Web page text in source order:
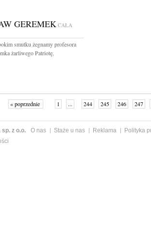
GEREMEK CAŁA
smutku żegnamy profesora
żarliwego Patriotę,
« poprzednie 1 ... 244 245 246 247
z o.o. O nas Staże u nas Reklama
Polityka